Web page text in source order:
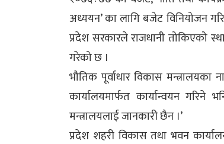
अध्ययन’ का लागि बजेट विनियोजन
प्रदेश सरकारले राजधानी तोकिएको
गरेको छ ।
भौतिक पूर्वाधार विकास
कार्यालयमार्फत कार्यान्वयन
मन्त्रालयलाई जानकारी छैन ।’
प्रदेश शहरी विकास तथा भवन